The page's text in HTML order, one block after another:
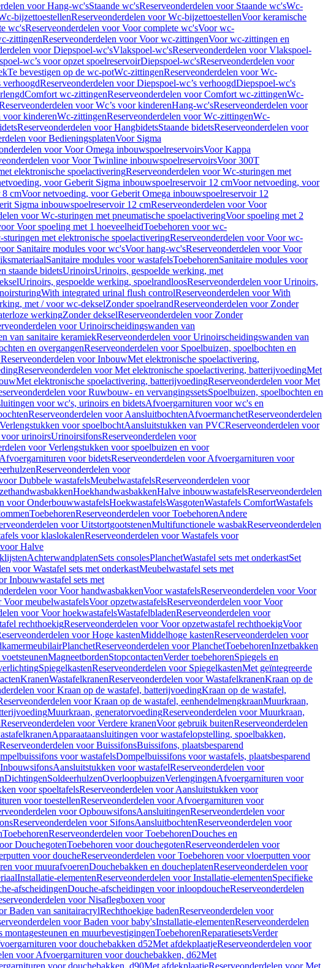
voor Hang-wc'sStaande wc'sReserveonderdelen voor Staande wc'sWc-
bijzettoestellenReserveonderdelen voor Wc-bijzettoestellenVoor keramische
wc'sReserveonderdelen voor Voor complete wc'sVoor wc-
zittingenReserveonderdelen voor Voor wc-zittingenVoor wc-zittingen en
voor Diepspoel-wc'sVlakspoel-wc'sReserveonderdelen voor Vlakspoel-
wc’s voor opzet spoelreservoirDiepspoel-wc'sReserveonderdelen voor
Te bevestigen op de wc-potWc-zittingenReserveonderdelen voor Wc-
verhoogdReserveonderdelen voor Diepspoel-wc’s verhoogdDiepspoel-wc's
Comfort wc-zittingenReserveonderdelen voor Comfort wc-zittingenWc-
voor Wc’s voor kinderenHang-wc'sReserveonderdelen voor
voor kinderenWc-zittingenReserveonderdelen voor Wc-zittingenWc-
Reserveonderdelen voor HangbidetsStaande bidetsReserveonderdelen voor
voor BedieningsplatenVoor Sigma
voor Voor Omega inbouwspoelreservoirsVoor Kappa
voor Voor Twinline inbouwspoelreservoirsVoor 300T
elektronische spoelactiveringReserveonderdelen voor Wc-sturingen met
voor Geberit Sigma inbouwspoelreservoir 12 cmVoor netvoeding, voor
8 cmVoor netvoeding, voor Geberit Omega inbouwspoelreservoir 12
Sigma inbouwspoelreservoir 12 cmReserveonderdelen voor Voor
voor Wc-sturingen met pneumatische spoelactiveringVoor spoeling met 2
Voor spoeling met 1 hoeveelheidToebehoren voor wc-
met elektronische spoelactiveringReserveonderdelen voor Voor wc-
Sanitaire modules voor wc'sVoor hang-wc'sReserveonderdelen voor Voor
Sanitaire modules voor wastafelsToebehorenSanitaire modules voor
staande bidetsUrinoirsUrinoirs, gespoelde werking, met
Urinoirs, gespoelde werking, spoelrandloosReserveonderdelen voor Urinoirs,
With integrated urinal flush controlReserveonderdelen voor With
met / voor wc-dekselZonder spoelrandReserveonderdelen voor Zonder
werkingZonder dekselReserveonderdelen voor Zonder
voor Urinoirscheidingswanden van
van sanitaire keramiekReserveonderdelen voor Urinoirscheidingswanden van
en overgangenReserveonderdelen voor Spoelbuizen, spoelbochten en
Reserveonderdelen voor InbouwMet elektronische spoelactivering,
Reserveonderdelen voor Met elektronische spoelactivering, batterijvoedingMet
Met elektronische spoelactivering, batterijvoedingReserveonderdelen voor Met
voor Ruwbouw- en vervangingssetsSpoelbuizen, spoelbochten en
voor wc's, urinoirs en bidetsAfvoergarnituren voor wc's en
Reserveonderdelen voor AansluitbochtenAfvoermanchetReserveonderdelen
voor spoelbochtAansluitstukken van PVCReserveonderdelen voor
urinoirsUrinoirsifonsReserveonderdelen voor
voor Verlengstukken voor spoelbuizen en voor
Afvoergarnituren voor bidetsReserveonderdelen voor Afvoergarnituren voor
Reserveonderdelen voor
Dubbele wastafelsMeubelwastafelsReserveonderdelen voor
HoekhandwasbakkenHalve inbouwwastafelsReserveonderdelen
voor OnderbouwwastafelsHoekwastafelsWasgotenWastafels ComfortWastafels
ToebehorenReserveonderdelen voor ToebehorenAndere
voor UitstortgootstenenMultifunctionele wasbakReserveonderdelen
voor klaslokalenReserveonderdelen voor Wastafels voor
Halve
AchterwandplatenSets consolesPlanchetWastafel sets met onderkastSet
voor Wastafel sets met onderkastMeubelwastafel sets met
Inbouwwastafel sets met
voor Voor handwasbakkenVoor wastafelsReserveonderdelen voor Voor
Voor meubelwastafelsVoor opzetwastafelsReserveonderdelen voor Voor
voor Voor hoekwastafelsWastafelbladenReserveonderdelen voor
rechthoekigReserveonderdelen voor Voor opzetwastafel rechthoekigVoor
voor Hoge kastenMiddelhoge kastenReserveonderdelen voor
PlanchetReserveonderdelen voor PlanchetToebehorenInzetbakken
voetsteunenMagneetbordenStopcontactenVerder toebehorenSpiegels en
SpiegelkastenReserveonderdelen voor SpiegelkastenMet geïntegreerde
KranenWastafelkranenReserveonderdelen voor WastafelkranenKraan op de
voor Kraan op de wastafel, batterijvoedingKraan op de wastafel,
voor Kraan op de wastafel, eenhendelmengkraanMuurkraan,
Muurkraan, generatorvoedingReserveonderdelen voor Muurkraan,
Reserveonderdelen voor Verdere kranenVoor gebruik buitenReserveonderdelen
Apparaataansluitingen voor wastafelopstelling, spoelbakken,
Reserveonderdelen voor BuissifonsBuissifons, plaatsbesparend
voor wastafelsDompelbuissifons voor wastafels, plaatsbesparend
Aansluitstukken voor wastafelReserveonderdelen voor
DichtingenSoldeerhulzenOverloopbuizenVerlengingenAfvoergarnituren voor
voor spoeltafelsReserveonderdelen voor Aansluitstukken voor
voor toestellenReserveonderdelen voor Afvoergarnituren voor
voor OpbouwsifonsAansluitingenReserveonderdelen voor
Reserveonderdelen voor SifonsAansluitbochtenReserveonderdelen voor
ToebehorenReserveonderdelen voor ToebehorenDouches en
DouchegotenToebehoren voor douchegotenReserveonderdelen voor
voor doucheReserveonderdelen voor Toebehoren voor vloerputten voor
voor muurafvoerenDouchebakken en doucheplatenReserveonderdelen voor
Installatie-elementenReserveonderdelen voor Installatie-elementenSpecifieke
afscheidingenDouche-afscheidingen voor inloopdoucheReserveonderdelen
voor Nisaflegboxen voor
Baden van sanitairacrylRechthoekige badenReserveonderdelen voor
voor Baden voor baby'sInstallatie-elementenReserveonderdelen
montagesteunen en muurbevestigingenToebehorenReparatiesetsVerder
voor douchebakken d52Met afdekplaatjeReserveonderdelen voor
voor Afvoergarnituren voor douchebakken, d62Met
voor douchebakken, d90Met afdekplaatjeReserveonderdelen voor Met